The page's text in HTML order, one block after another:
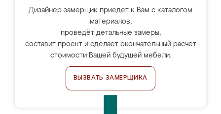
Дизайнер-замерщик приедет к Вам с каталогом
материалов,
проведёт детальные замеры,
составит проект и сделает окончательный расчёт
стоимости Вашей будущей мебели.
ВЫЗВАТЬ ЗАМЕРЩИКА